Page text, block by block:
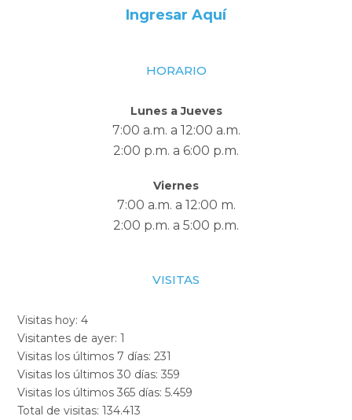
Ingresar Aquí
HORARIO
Lunes a Jueves
7:00 a.m. a 12:00 a.m.
2:00 p.m. a 6:00 p.m.
Viernes
7:00 a.m. a 12:00 m.
2:00 p.m. a 5:00 p.m.
VISITAS
Visitas hoy:4
Visitantes de ayer:1
Visitas los últimos 7 días:231
Visitas los últimos 30 días:359
Visitas los últimos 365 días:5.459
Total de visitas:134.413